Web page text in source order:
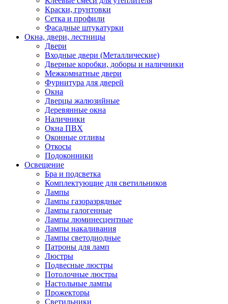
Краски, грунтовки
Сетка и профили
Фасадные штукатурки
Окна, двери, лестницы
Двери
Входные двери (Металлические)
Дверные коробки, доборы и наличники
Межкомнатные двери
Фурнитура для дверей
Окна
Дверцы жалюзийные
Деревянные окна
Наличники
Окна ПВХ
Оконные отливы
Откосы
Подоконники
Освещение
Бра и подсветка
Комплектующие для светильников
Лампы
Лампы газоразрядные
Лампы галогенные
Лампы люминесцентные
Лампы накаливания
Лампы светодиодные
Патроны для ламп
Люстры
Подвесные люстры
Потолочные люстры
Настольные лампы
Прожекторы
Светильники